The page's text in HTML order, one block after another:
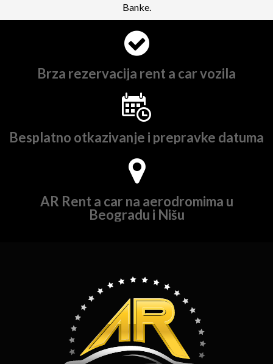
Banke.
Brza rezervacija rent a car vozila
Besplatno otkazivanje i prepravke datuma
AR Rent a car na aerodromima u
Beogradu i Nišu